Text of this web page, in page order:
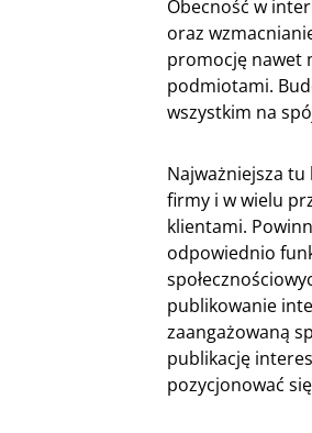
Obecność w
oraz
promocję nawet
podmiotami.
wszystkim na
Najważniejsza
firmy i w wielu
klientami.
odpowiednio
publikowanie
zaangażowaną
publikację
pozycjonować